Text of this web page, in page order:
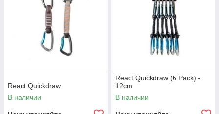
React Quickdraw
В наличии
React Quickdraw (6 Pack) -
12cm
В наличии